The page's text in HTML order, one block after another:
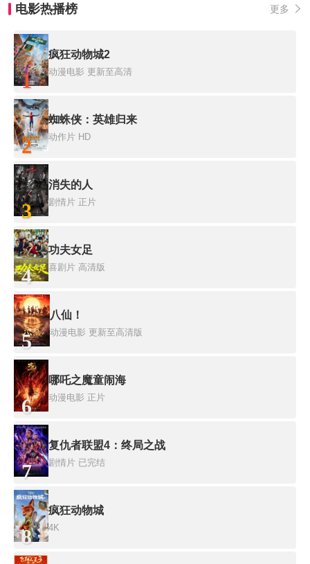
电影热播榜 更多
1
疯狂动物城2
动漫电影 更新至高清
2
蜘蛛侠：英雄归来
动作片 HD
3
消失的人
剧情片 正片
4
功夫女足
喜剧片 高清版
5
八仙！
动漫电影 更新至高清版
6
哪吒之魔童闹海
动漫电影 正片
7
复仇者联盟4：终局之战
剧情片 已完结
8
疯狂动物城
4K